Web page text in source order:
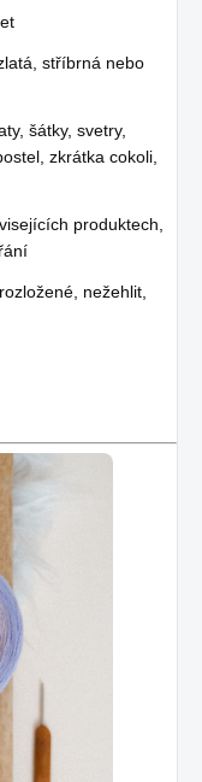
stříbrná nebo
šátky, svetry,
zkrátka cokoli,
produktech,
nežehlit,